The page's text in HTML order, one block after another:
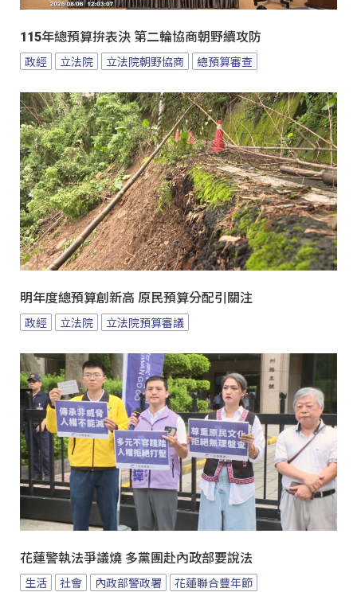
115年總預算拚表決 第二輪協商朝野續攻防
政經 立法院 立法院朝野協商 總預算審查
明年度總預算創新高 原民預算分配引關注
政經 立法院 立法院預算審議
花蓮警執法爭議燒 多黨團赴內政部要說法
生活 社會 內政部警政署 花蓮聯合豐年節